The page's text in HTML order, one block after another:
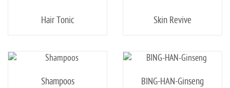
Hair Tonic Skin Revive
Shampoos BING-HAN-Ginseng